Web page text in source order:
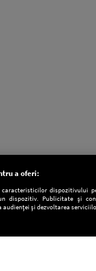
a oferi:
dispozitivului
dispozitiv. Publicitate și
și dezvoltarea